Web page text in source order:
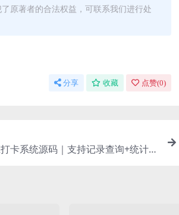
原著者的合法权益，可联系我们进行处
分享 收藏 点赞(0)
卡系统源码｜支持记录查询+统计分